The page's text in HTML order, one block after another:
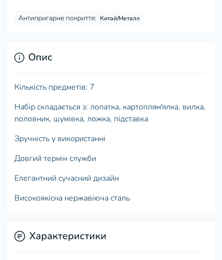
Антипригарне покриття: Китай/Металл
Опис
Кількість предметів: 7
Набір складається з: лопатка, картоплям'ялка, вилка,
половник, шумівка, ложка, підставка
Зручність у використанні
Довгий термін служби
Елегантний сучасний дизайн
Високоякісна нержавіюча сталь
Характеристики